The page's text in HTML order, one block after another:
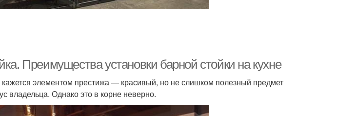
Преимущества установки барной стойки на кухне
элементом престижа — красивый, но не слишком полезный предмет
владельца. Однако это в корне неверно.